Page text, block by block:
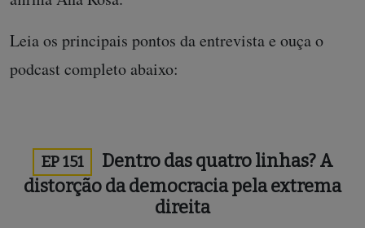
Leia os principais pontos da entrevista e ouça o
podcast completo abaixo:
EP 151
Dentro das quatro linhas? A
distorção da democracia pela extrema
direita